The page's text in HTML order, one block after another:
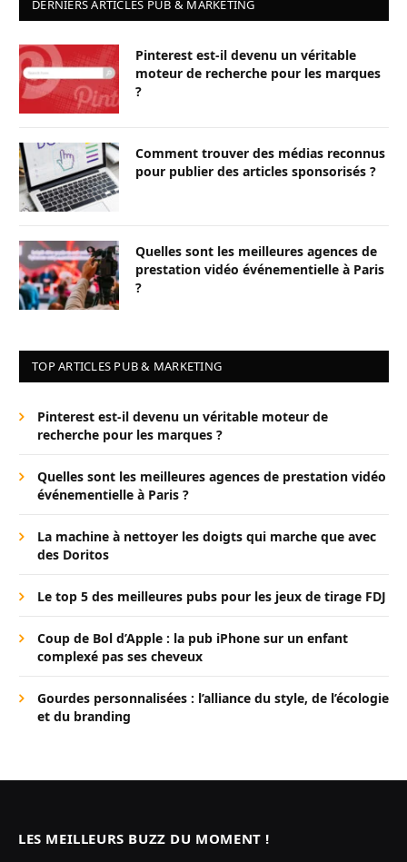
DERNIERS ARTICLES PUB & MARKETING
Pinterest est-il devenu un véritable
moteur de recherche pour les marques
?
Comment trouver des médias reconnus
pour publier des articles sponsorisés ?
Quelles sont les meilleures agences de
prestation vidéo événementielle à Paris
?
TOP ARTICLES PUB & MARKETING
Pinterest est-il devenu un véritable moteur de
recherche pour les marques ?
Quelles sont les meilleures agences de prestation vidéo
événementielle à Paris ?
La machine à nettoyer les doigts qui marche que avec
des Doritos
Le top 5 des meilleures pubs pour les jeux de tirage FDJ
Coup de Bol d’Apple : la pub iPhone sur un enfant
complexé pas ses cheveux
Gourdes personnalisées : l’alliance du style, de l’écologie
et du branding
LES MEILLEURS BUZZ DU MOMENT !